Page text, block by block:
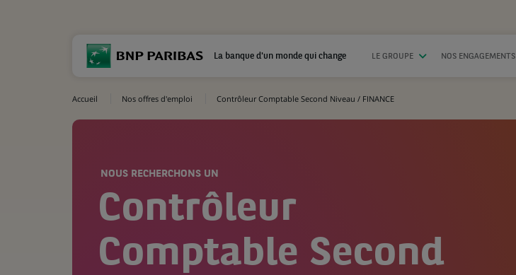
La banque d'un monde qui change LE GROUPE NOS ENGAGEMENTS
Accueil Nos offres d'emploi Contrôleur Comptable Second Niveau / FINANCE
NOUS RECHERCHONS UN
Contrôleur
Comptable Second